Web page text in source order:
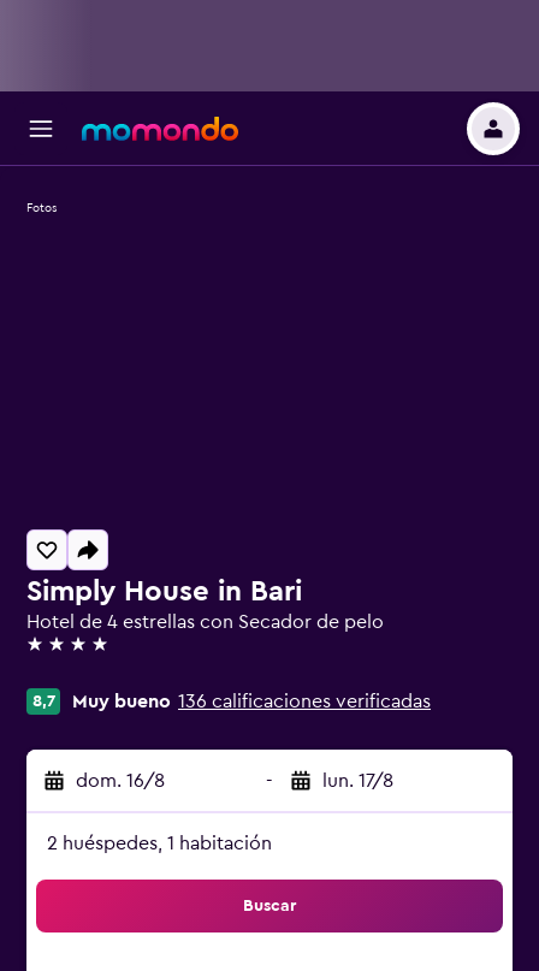
Simply House in Bari
Hotel de 4 estrellas con Secador de pelo
4 estrellas
8,7 Muy bueno 136 calificaciones verificadas
dom. 16/8 - lun. 17/8
2 huéspedes, 1 habitación
Buscar
Fotos